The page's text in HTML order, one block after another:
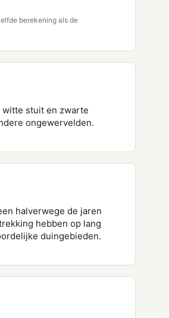
berekening als de
witte stuit en zwarte
ongewervelden.
halverwege de jaren
hebben op lang
duingebieden.